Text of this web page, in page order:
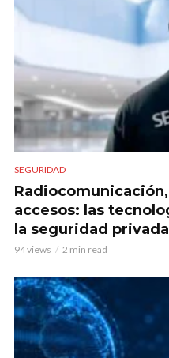
SEGURIDAD
accesos: las
la seguridad privada
94 views 2 min read